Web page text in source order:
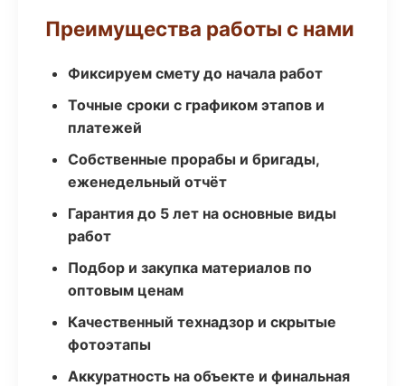
Преимущества работы с нами
Фиксируем смету до начала работ
Точные сроки с графиком этапов и
платежей
Собственные прорабы и бригады,
еженедельный отчёт
Гарантия до 5 лет на основные виды
работ
Подбор и закупка материалов по
оптовым ценам
Качественный технадзор и скрытые
фотоэтапы
Аккуратность на объекте и финальная